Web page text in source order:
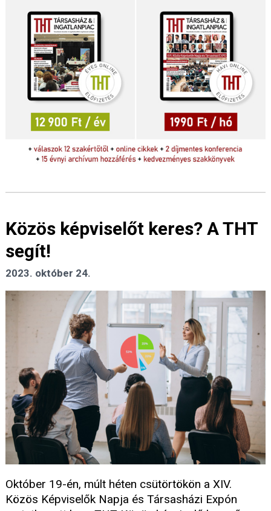
Közös képviselőt keres? A THT
segít!
2023. október 24.
Október 19-én, múlt héten csütörtökön a XIV.
Közös Képviselők Napja és Társasházi Expón